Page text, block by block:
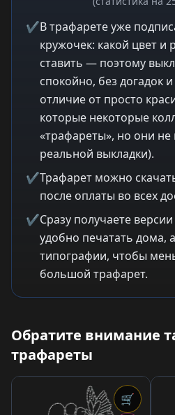
✔В трафарете уже
кружочек: какой цвет и
ставить — поэтому
спокойно, без догадок
отличие от просто
которые некоторые
«трафареты», но они не
реальной выкладки).
✔Трафарет можно
после оплаты во всех
✔Сразу получаете
удобно печатать дома,
типографии, чтобы
большой трафарет.
Обратите внимание
трафареты
🛒